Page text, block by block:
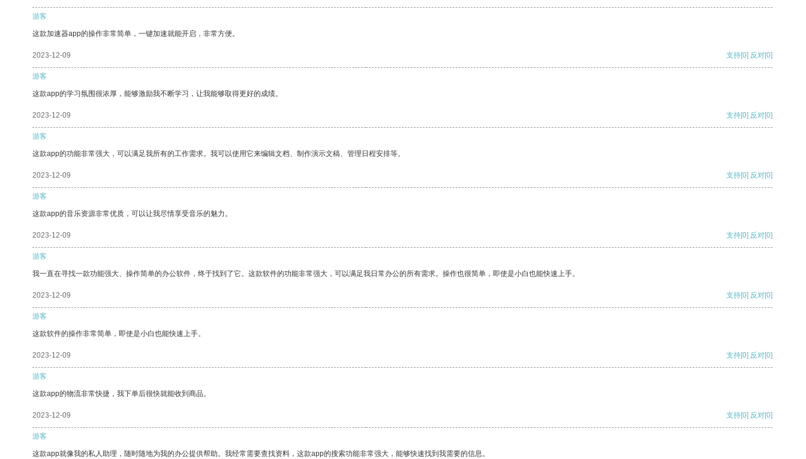
游客
这款加速器app的操作非常简单，一键加速就能开启，非常方便。
2023-12-09 支持[0] 反对[0]
游客
这款app的学习氛围很浓厚，能够激励我不断学习，让我能够取得更好的成绩。
2023-12-09 支持[0] 反对[0]
游客
这款app的功能非常强大，可以满足我所有的工作需求。我可以使用它来编辑文档、制作演示文稿、管理日程安排等。
2023-12-09 支持[0] 反对[0]
游客
这款app的音乐资源非常优质，可以让我尽情享受音乐的魅力。
2023-12-09 支持[0] 反对[0]
游客
我一直在寻找一款功能强大、操作简单的办公软件，终于找到了它。这款软件的功能非常强大，可以满足我日常办公的所有需求。操作也很简单，即使是小白也能快速上手。
2023-12-09 支持[0] 反对[0]
游客
这款软件的操作非常简单，即使是小白也能快速上手。
2023-12-09 支持[0] 反对[0]
游客
这款app的物流非常快捷，我下单后很快就能收到商品。
2023-12-09 支持[0] 反对[0]
游客
这款app就像我的私人助理，随时随地为我的办公提供帮助。我经常需要查找资料，这款app的搜索功能非常强大，能够快速找到我需要的信息。